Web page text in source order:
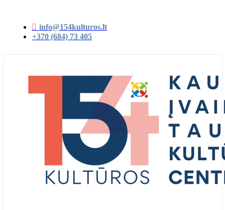
info@154kulturos.lt
+370 (684) 73 405